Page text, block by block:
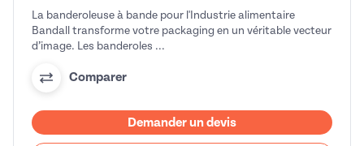
La banderoleuse à bande pour l'Industrie alimentaire
Bandall transforme votre packaging en un véritable vecteur
d’image. Les banderoles ...
Comparer
Demander un devis